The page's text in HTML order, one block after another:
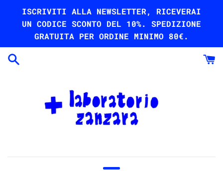
direttamente
contenuti
ISCRIVITI ALLA NEWSLETTER, RICEVERAI
UN CODICE SCONTO DEL 10%. SPEDIZIONE
GRATUITA PER ORDINE MINIMO 80€.